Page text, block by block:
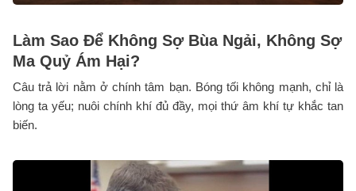
Làm Sao Để Không Sợ Bùa Ngải, Không Sợ
Ma Quỷ Ám Hại?
Câu trả lời nằm ở chính tâm bạn. Bóng tối không mạnh, chỉ là
lòng ta yếu; nuôi chính khí đủ đầy, mọi thứ âm khí tự khắc tan
biến.